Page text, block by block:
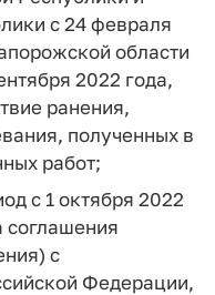
с 24 февраля
области
2022 года,
ранения,
полученных в
работ;
с 1 октября 2022
соглашения
с
Федерации,